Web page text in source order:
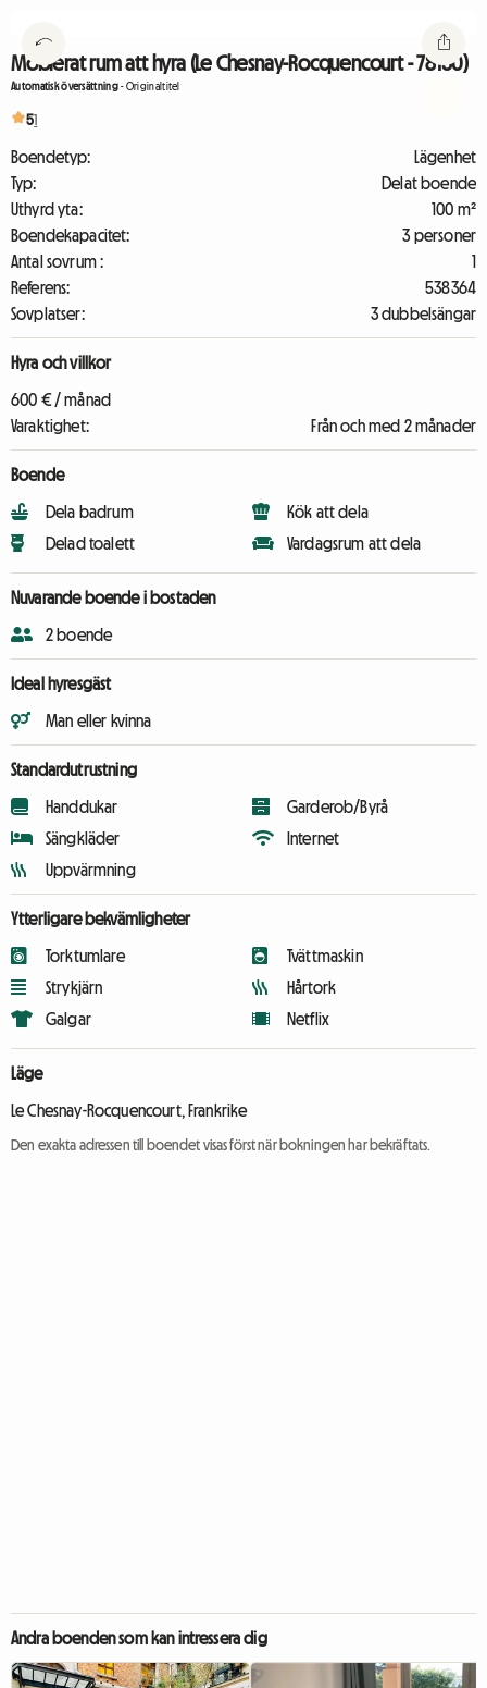
Möblerat rum att hyra (Le Chesnay-Rocquencourt - 78150)
Automatisk översättning-Originaltitel
51
Boendetyp:
Lägenhet
Typ:
Delat boende
Uthyrd yta:
100 m²
Boendekapacitet:
3 personer
Antal sovrum :
1
Referens:
538364
Sovplatser:
3 dubbelsängar
Hyra och villkor
600 € / månad
Varaktighet:
Från och med 2 månader
Boende
Dela badrum
Delad toalett
Kök att dela
Vardagsrum att dela
Nuvarande boende i bostaden
2 boende
Ideal hyresgäst
Man eller kvinna
Standardutrustning
Handdukar
Sängkläder
Uppvärmning
Garderob/Byrå
Internet
Ytterligare bekvämligheter
Torktumlare
Strykjärn
Galgar
Tvättmaskin
Hårtork
Netflix
Läge
Le Chesnay-Rocquencourt, Frankrike
Den exakta adressen till boendet visas först när bokningen har bekräftats.
Andra boenden som kan intressera dig